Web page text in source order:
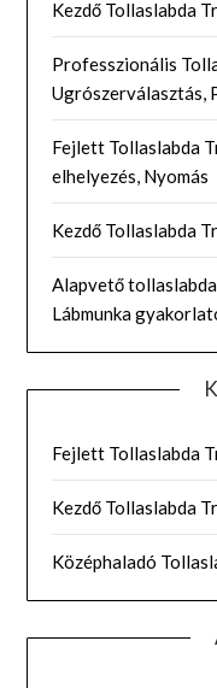
Kezdő Tollaslabda
Professzionális
Ugrószerválasztás,
Fejlett Tollaslabda
elhelyezés, Nyomás
Kezdő Tollaslabda
Alapvető
Lábmunka
Fejlett Tollaslabda
Kezdő Tollaslabda
Középhaladó